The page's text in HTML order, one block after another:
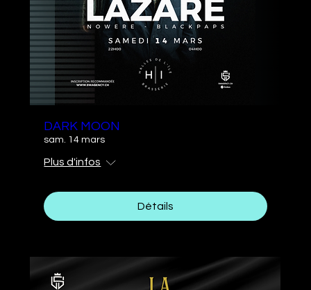
DARK MOON
sam. 14 mars
Plus d'infos
Détails